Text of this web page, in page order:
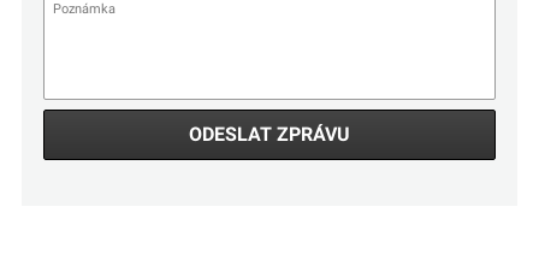
ODESLAT ZPRÁVU